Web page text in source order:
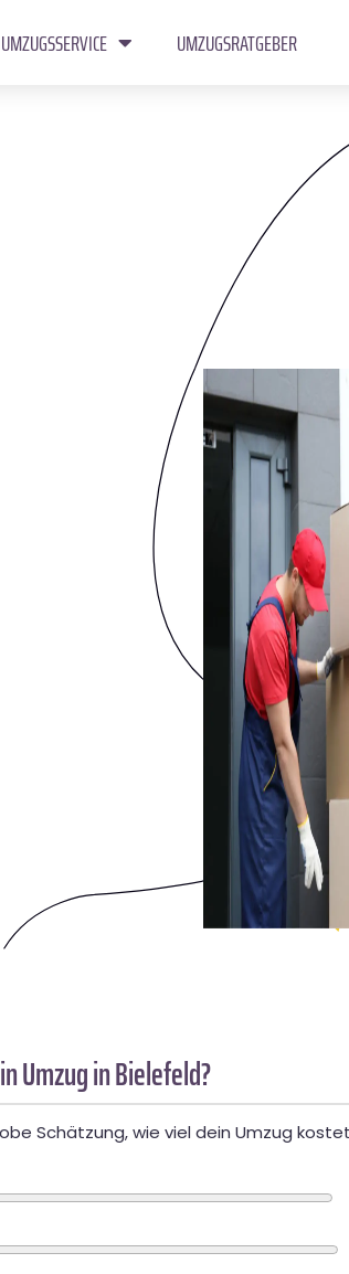
UMZUGSSERVICE UMZUGSRATGEBER
Umzug in Bielefeld?
Schätzung, wie viel dein Umzug